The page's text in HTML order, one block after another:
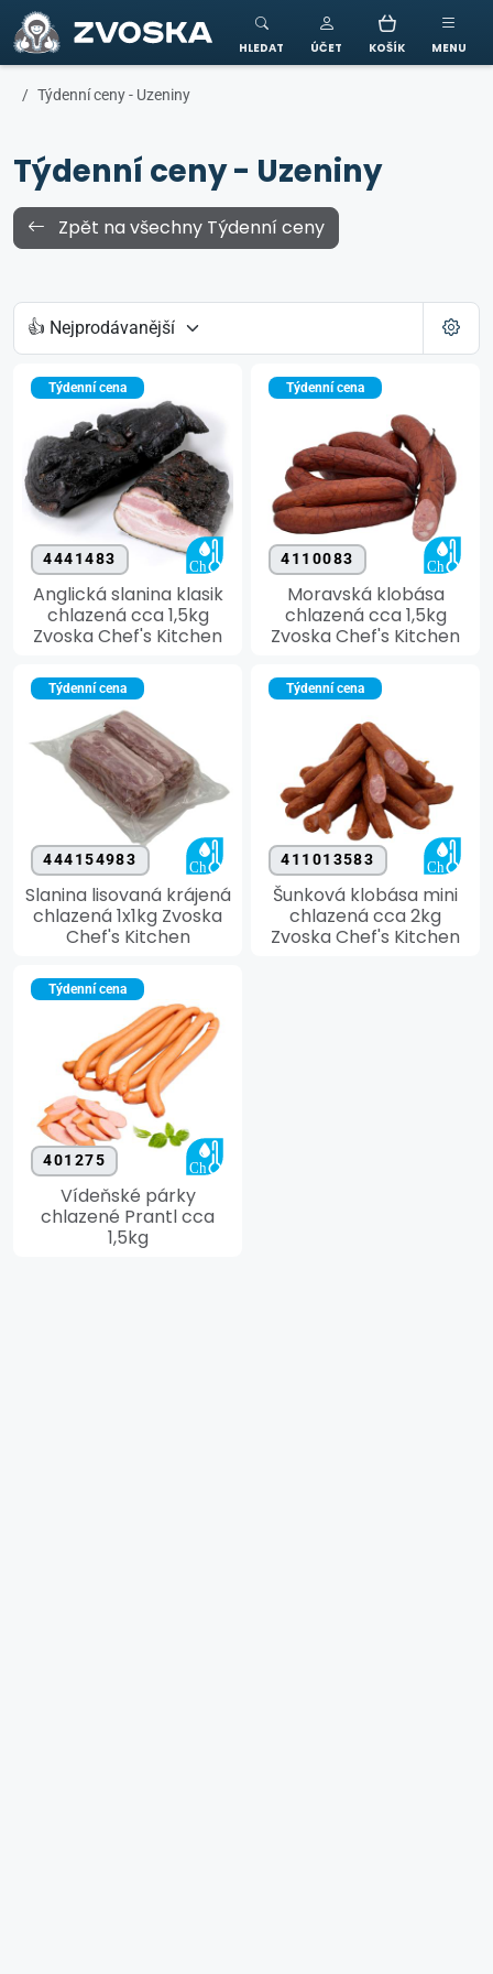
ZVOSKA
HLEDAT ÚČET KOŠÍK MENU
Týdenní ceny - Uzeniny
Týdenní ceny - Uzeniny
Zpět na všechny Týdenní ceny
Týdenní cena
4441483
Anglická slanina klasik
chlazená cca 1,5kg
Zvoska Chef's Kitchen
Týdenní cena
4110083
Moravská klobása
chlazená cca 1,5kg
Zvoska Chef's Kitchen
Týdenní cena
444154983
Slanina lisovaná krájená
chlazená 1x1kg Zvoska
Chef's Kitchen
Týdenní cena
411013583
Šunková klobása mini
chlazená cca 2kg
Zvoska Chef's Kitchen
Týdenní cena
401275
Vídeňské párky
chlazené Prantl cca
1,5kg